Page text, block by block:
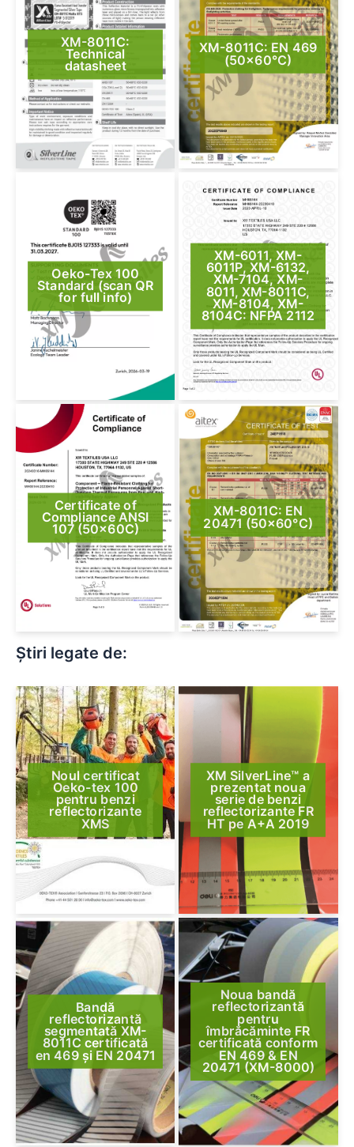
XM-8011C:
Technical
datasheet
XM-8011C: EN 469
(50×60°C)
Oeko-Tex 100
Standard (scan QR
for full info)
XM-6011, XM-
6011P, XM-6132,
XM-7104, XM-
8011, XM-8011C,
XM-8104, XM-
8104C: NFPA 2112
Certificate of
Compliance ANSI
107 (50x60C)
XM-8011C: EN
20471 (50×60°C)
Știri legate de:
Noul certificat
Oeko-tex 100
pentru benzi
reflectorizante
XMS
XM SilverLine™ a
prezentat noua
serie de benzi
reflectorizante FR
HT pe A+A 2019
Bandă
reflectorizantă
segmentată XM-
8011C certificată
en 469 și EN 20471
Noua bandă
reflectorizantă
pentru
îmbrăcăminte FR
certificată conform
EN 469 & EN
20471 (XM-8000)